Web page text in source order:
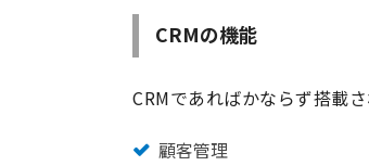
CRMの機能
CRMであればかならず搭載
顧客管理